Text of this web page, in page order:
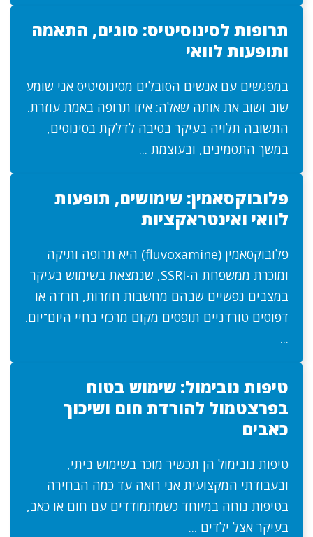
תרופות לסינוסיטיס: סוגים, התאמה
ותופעות לוואי
במפגשים עם אנשים הסובלים מסינוסיטיס אני שומע
שוב ושוב את אותה שאלה: איזו תרופה באמת עוזרת.
התשובה תלויה בעיקר בסיבה לדלקת בסינוסים,
במשך התסמינים, ובעוצמת ...
פלובוקסאמין: שימושים, תופעות
לוואי ואינטראקציות
פלובוקסאמין (fluvoxamine) היא תרופה ותיקה
ומוכרת ממשפחת ה-SSRI, שנמצאת בשימוש בעיקר
במצבים נפשיים שבהם מחשבות חוזרות, חרדה או
דפוסים טורדניים תופסים מקום מרכזי בחיי היום־יום.
...
טיפות נובימול: שימוש בטוח
בפרצטמול להורדת חום ושיכוך
כאבים
טיפות נובימול הן תכשיר מוכר בשימוש ביתי,
ובעבודתי המקצועית אני רואה עד כמה הבחירה
בטיפות נוחה במיוחד כשמתמודדים עם חום או כאב,
בעיקר אצל ילדים ...